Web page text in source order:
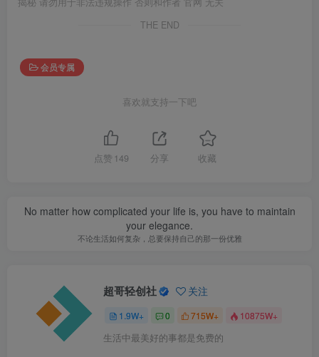
THE END
会员专属
喜欢就支持一下吧
点赞 149 分享 收藏
No matter how complicated your life is, you have to maintain
your elegance.
不论生活如何复杂，总要保持自己的那一份优雅
超哥轻创社 关注
1.9W+ 0 715W+ 10875W+
生活中最美好的事都是免费的